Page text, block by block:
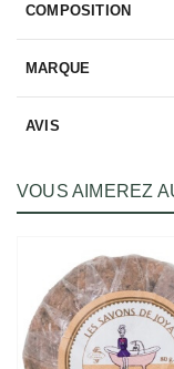
COMPOSITION
MARQUE
AVIS
VOUS AIMEREZ